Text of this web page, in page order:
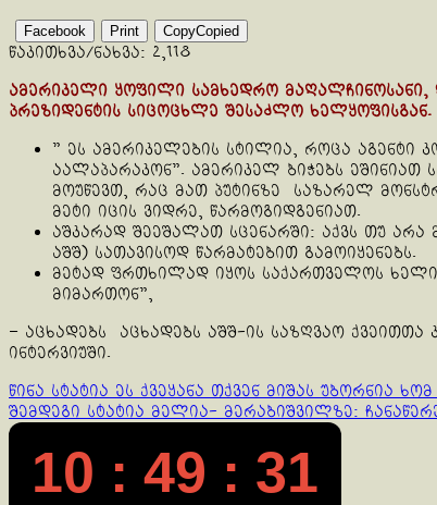
Facebook Print CopyCopied
წაკითხვა/ნახვა: 2,118
ამერიკელი ყოფილი სამხედრო
პრეზიდენტის სიცოცხლე შესაძლო ხელყოფისგან.
” ეს ამერიკელების სტილია, როცა აგენტი
აალაპარაკონ”. ამერიკელ ბიჭებს
მოუწევთ, რაც მათ პუტინზე საზარელ
მეტი იცის ვიდრე, წარმოგიდგენიათ.
აშკარად შეეშალათ სცენარში: აქვს თუ არა
აშშ) სათავისოდ წარმატებით გამოიყენებს.
მეტად ფრთხილად იყოს საქართველოს
მიმართონ”,
– აცხადებს აცხადებს აშშ-ის საზღვაო
ინტერვიუში.
Continue
Reading
წინა სტატია ეს ქვეყანა თქვენ მიშას უბორნია
შემდეგი სტატია მელია- მერაბიშვილზე:
10 : 49 : 32